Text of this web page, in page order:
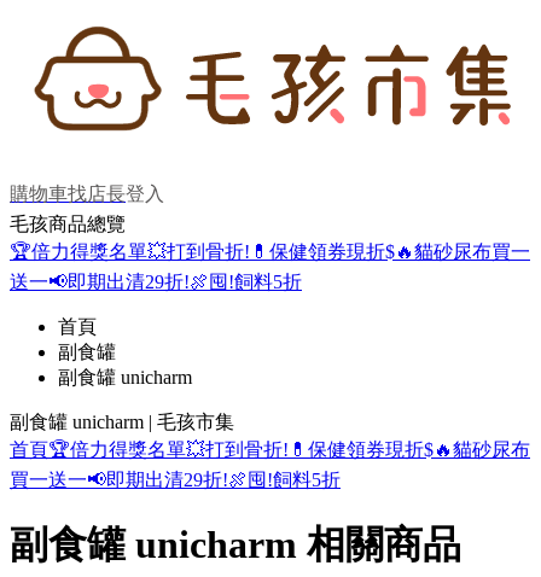
購物車找店長登入
毛孩商品總覽
🏆倍力得獎名單💥打到骨折! 💊保健領券現折$🔥貓砂尿布買一
送一📢即期出清29折!🍖囤!飼料5折
首頁
副食罐
副食罐 unicharm
副食罐 unicharm | 毛孩市集
首頁🏆倍力得獎名單💥打到骨折! 💊保健領券現折$🔥貓砂尿布
買一送一📢即期出清29折!🍖囤!飼料5折
副食罐 unicharm 相關商品